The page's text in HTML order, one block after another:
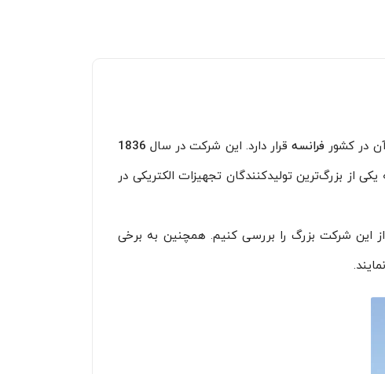
در کشور فرانسهقرار دارد. این شرکت در سال 1836
بزرگ‌ترین تولیدکنندگان تجهیزات الکتریکی در
این شرکت بزرگ را بررسی کنیم. همچنین به برخی